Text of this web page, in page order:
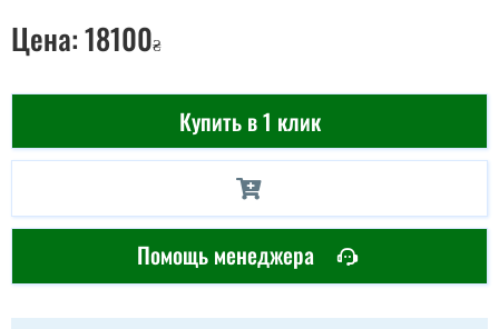
Цена:18100₴
Купить в 1 клик
Помощь менеджера